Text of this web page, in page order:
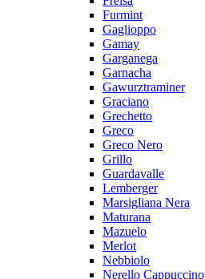
Furmint
Gaglioppo
Gamay
Garganega
Garnacha
Gawurztraminer
Graciano
Grechetto
Greco
Greco Nero
Grillo
Guardavalle
Lemberger
Marsigliana Nera
Maturana
Mazuelo
Merlot
Nebbiolo
Nerello Cappuccino